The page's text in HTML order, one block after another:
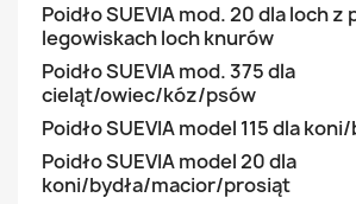
Poidło SUEVIA mod. 20 dla loch
legowiskach loch knurów
Poidło SUEVIA mod. 375 dla
cieląt/owiec/kóz/psów
Poidło SUEVIA model 115 dla
Poidło SUEVIA model 20 dla
koni/bydła/macior/prosiąt